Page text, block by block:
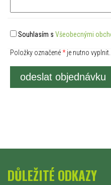
Souhlasím s Všeobecnými
Položky označené*je nutno vyplnit.
odeslat objednávku
DŮLEŽITÉ ODKAZY